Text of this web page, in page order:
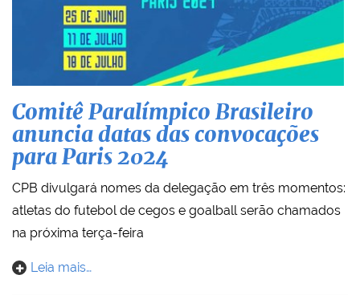
Comitê Paralímpico Brasileiro
anuncia datas das convocações
para Paris 2024
CPB divulgará nomes da delegação em três momentos:
atletas do futebol de cegos e goalball serão chamados
na próxima terça-feira
Leia mais…